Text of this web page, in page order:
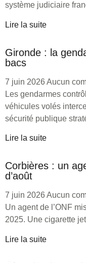
système judiciaire
Lire la suite
Gironde : la
bacs
7 juin 2026Aucun
Les gendarmes
véhicules volés
sécurité publique
Lire la suite
Corbières : un
d’août
7 juin 2026Aucun
Un agent de l’ONF
2025. Une cigarette
Lire la suite